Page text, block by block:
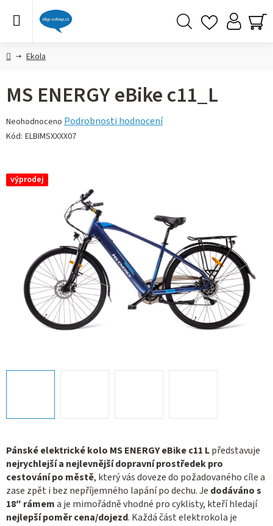
DomůEkola
Pánské elektrické kolo MS ENERGY eBike c11 Lpředstavuje
nejrychlejší a nejlevnější dopravní prostředek pro
cestování po městě, který vás doveze do požadovaného cíle a
zase zpět i bez nepříjemného lapání po dechu. Je dodáváno s
18″ rámema je mimořádně vhodné pro cyklisty, kteří hledají
nejlepší poměr cena/dojezd. Každá část elektrokola je
MS ENERGY eBike c11_L
Průměrné
hodnocení
0,0
z 5
Neohodnoceno Podrobnosti hodnocení
Kód: ELBIMSXXXX07
výprodej